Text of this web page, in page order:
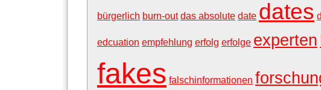
bürgerlich burn-out das absolute date dates
edcuation empfehlung erfolg erfolge experten
fakes falschinformationen